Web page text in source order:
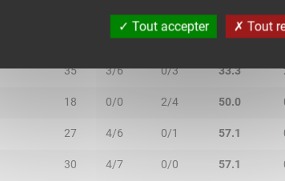
2R/2T 3R/3T TR/TT
35 3/6 0/3 33.3
18 0/0 2/4 50.0
27 4/6 0/1 57.1
30 4/7 0/0 57.1
Tout accepter Tout